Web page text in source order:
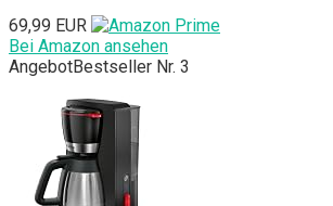
69,99 EUR
Bei Amazon ansehen
AngebotBestseller Nr. 3